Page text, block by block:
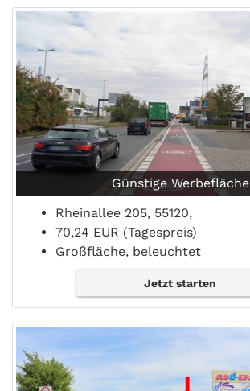
Günstige Werbefläche
Rheinallee 205, 55120,
70,24 EUR (Tagespreis)
Großfläche, beleuchtet
Jetzt starten